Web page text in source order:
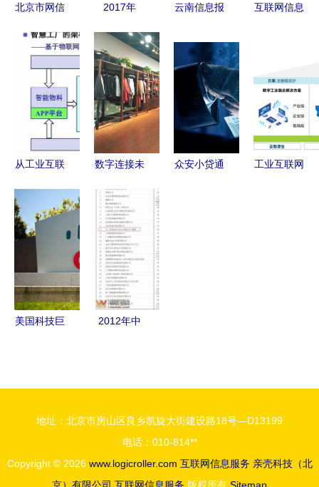
北京市网信
网新闻信息
服务单位许
可名单 规
范信息传播
新篇章
2017年
闻信息服务
管理规定》
的时代意义
与实施启示
云南信息报
云南首批互
联网新闻信
息服务许可
互联网信息
从工业互联
探什么才是
真正的“互
数字连接未
CEO在北京
人民广播电
台讲述
OUBURO
新零售旅程
众安小贷通
工业互联网
美国科技巨
2012年中
宜宾零距离
网络公司成
功入围
地址：北京市房山区良乡凯旋大街建设路18号—D13199
电话：010-814**
Copyright © 2026 www.logicroller.com 互联网信息服务 亲壳科技（北